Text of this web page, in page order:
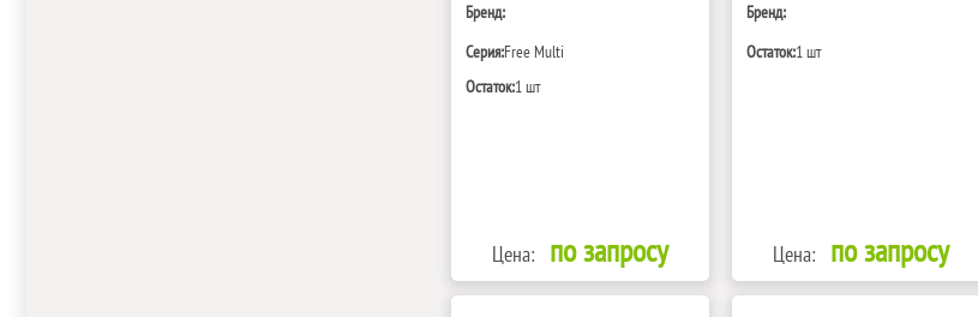
Бренд:
Серия:Free Multi
Остаток:1 шт
Цена: по запросу
Бренд:
Остаток:1 шт
Цена: по запросу